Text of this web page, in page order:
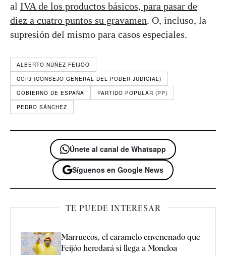
al IVA de los productos básicos, para pasar de
diez a cuatro puntos su gravamen. O, incluso, la
supresión del mismo para casos especiales.
ALBERTO NÚÑEZ FEIJÓO
CGPJ (CONSEJO GENERAL DEL PODER JUDICIAL)
GOBIERNO DE ESPAÑA
PARTIDO POPULAR (PP)
PEDRO SÁNCHEZ
Únete al canal de Whatsapp
Síguenos en Google News
TE PUEDE INTERESAR
Marruecos, el caramelo envenenado que
Feijóo heredará si llega a Moncloa